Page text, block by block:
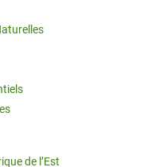
de l’Est